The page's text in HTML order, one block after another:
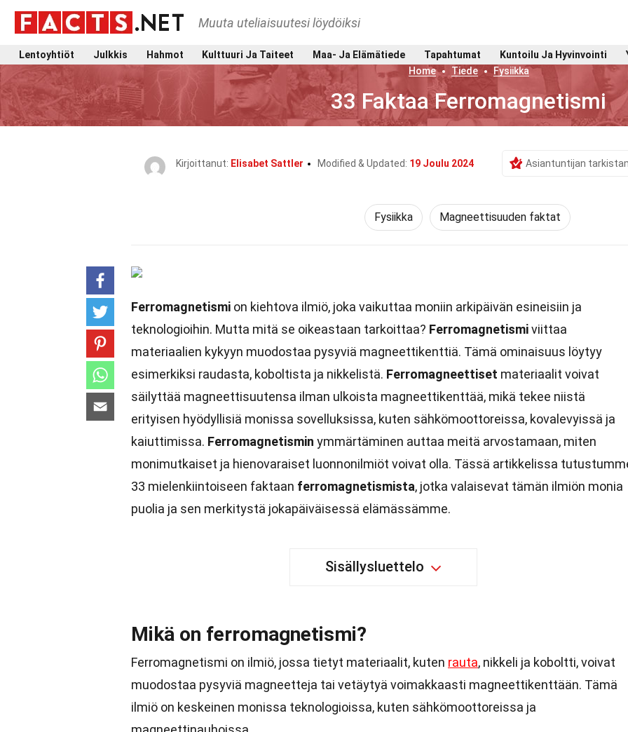
Muuta uteliaisuutesi löydöiksi
Lentoyhtiöt Julkkis Hahmot Kulttuuri Ja Taiteet Maa- Ja Elämätiede Tapahtumat Kuntoilu Ja Hyvinvointi
Home
Tiede Fysiikka
33 Faktaa Ferromagnetismi
Kirjoittanut: Elisabet Sattler Modified & Updated: 19 Joulu 2024 Asiantuntijan
Fysiikka Magneettisuuden faktat
Ferromagnetismi on kiehtova ilmiö, joka vaikuttaa moniin arkipäivän esineisiin ja
teknologioihin. Mutta mitä se oikeastaan tarkoittaa? Ferromagnetismiviittaa
materiaalien kykyyn muodostaa pysyviä magneettikenttiä. Tämä ominaisuus löytyy
esimerkiksi raudasta, koboltista ja nikkelistä. Ferromagneettiset materiaalit voivat
säilyttää magneettisuutensa ilman ulkoista magneettikenttää, mikä tekee niistä
erityisen hyödyllisiä monissa sovelluksissa, kuten sähkömoottoreissa, kovalevyissä ja
kaiuttimissa. Ferromagnetismin ymmärtäminen auttaa meitä arvostamaan, miten
monimutkaiset ja hienovaraiset luonnonilmiöt voivat olla. Tässä artikkelissa
33 mielenkiintoiseen faktaan ferromagnetismista, jotka valaisevat tämän ilmiön monia
puolia ja sen merkitystä jokapäiväisessä elämässämme.
Sisällysluettelo
Mikä on ferromagnetismi?
Ferromagnetismi on ilmiö, jossa tietyt materiaalit, kuten rauta, nikkeli ja koboltti, voivat
muodostaa pysyviä magneetteja tai vetäytyä voimakkaasti magneettikenttään. Tämä
ilmiö on keskeinen monissa teknologioissa, kuten sähkömoottoreissa ja